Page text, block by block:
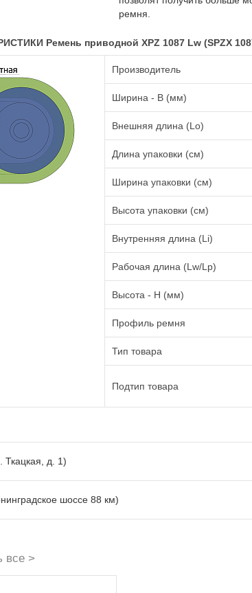
ремня.
Ремень приводной XPZ 1087 Lw (SPZX
Производитель
Ширина - B (мм)
Внешняя длина (Lo)
Длина упаковки (см)
Ширина упаковки (см)
Высота упаковки (см)
Внутренняя длина (Li)
Рабочая длина (Lw/Lp)
Высота - H (мм)
Профиль ремня
Тип товара
Подтип товара
Ткацкая, д. 1)
шоссе 88 км)
все >